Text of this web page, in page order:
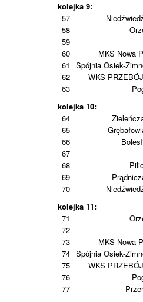
kolejka 9:
57
58
59
60
MKS Nowa
61
Spójnia Osiek-
62
WKS
63
kolejka 10:
64
65
66
67
68
69
70
kolejka 11:
71
72
73
MKS Nowa
74 Spójnia Osiek-
75
WKS
76
77